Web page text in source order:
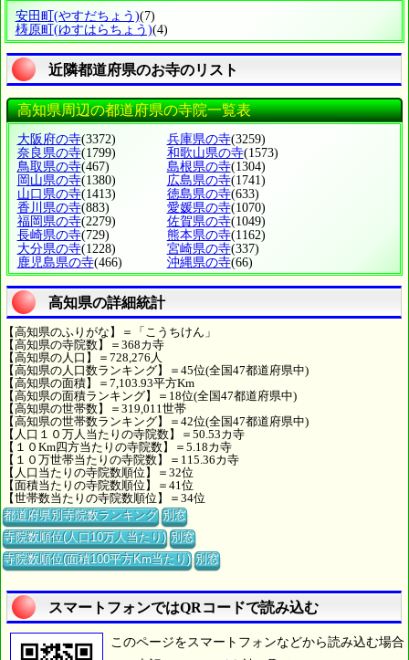
安田町(やすだちょう)(7)
梼原町(ゆすはらちょう)(4)
近隣都道府県のお寺のリスト
高知県周辺の都道府県の寺院一覧表
大阪府の寺(3372) 兵庫県の寺(3259)
奈良県の寺(1799) 和歌山県の寺(1573)
鳥取県の寺(467) 島根県の寺(1304)
岡山県の寺(1380) 広島県の寺(1741)
山口県の寺(1413) 徳島県の寺(633)
香川県の寺(883) 愛媛県の寺(1070)
福岡県の寺(2279) 佐賀県の寺(1049)
長崎県の寺(729) 熊本県の寺(1162)
大分県の寺(1228) 宮崎県の寺(337)
鹿児島県の寺(466) 沖縄県の寺(66)
高知県の詳細統計
【高知県のふりがな】＝「こうちけん」
【高知県の寺院数】＝368カ寺
【高知県の人口】＝728,276人
【高知県の人口数ランキング】＝45位(全国47都道府県中)
【高知県の面積】＝7,103.93平方Km
【高知県の面積ランキング】＝18位(全国47都道府県中)
【高知県の世帯数】＝319,011世帯
【高知県の世帯数ランキング】＝42位(全国47都道府県中)
【人口１０万人当たりの寺院数】＝50.53カ寺
【１０Km四方当たりの寺院数】＝5.18カ寺
【１０万世帯当たりの寺院数】＝115.36カ寺
【人口当たりの寺院数順位】＝32位
【面積当たりの寺院数順位】＝41位
【世帯数当たりの寺院数順位】＝34位
都道府県別寺院数ランキング 別窓
寺院数順位(人口10万人当たり) 別窓
寺院数順位(面積100平方Km当たり) 別窓
スマートフォンではQRコードで読み込む
このページをスマートフォンなどから読み込む場合